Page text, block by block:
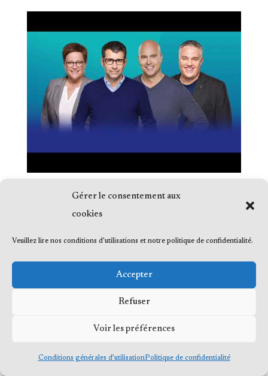
Gérer le consentement aux
cookies
Veuillez lire nos conditions d'utilisations et notre politique de confidentialité.
Accepter
Refuser
Voir les préférences
Conditions générales d’utilisationPolitique de confidentialité